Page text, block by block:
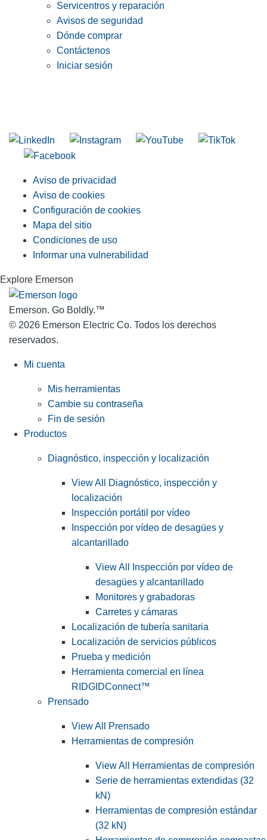
Servicentros y reparación
Avisos de seguridad
Dónde comprar
Contáctenos
Iniciar sesión
Aviso de privacidad
Aviso de cookies
Configuración de cookies
Mapa del sitio
Condiciones de uso
Informar una vulnerabilidad
Explore Emerson
Emerson. Go Boldly.™
© 2026 Emerson Electric Co. Todos los derechos
reservados.
Mi cuenta
Mis herramientas
Cambie su contraseña
Fin de sesión
Productos
Diagnóstico, inspección y localización
View All Diagnóstico, inspección y
localización
Inspección portátil por vídeo
Inspección por vídeo de desagües y
alcantarillado
View All Inspección por vídeo de
desagües y alcantarillado
Monitores y grabadoras
Carretes y cámaras
Localización de tubería sanitaria
Localización de servicios públicos
Prueba y medición
Herramienta comercial en línea
RIDGIDConnect™
Prensado
View All Prensado
Herramientas de compresión
View All Herramientas de compresión
Serie de herramientas extendidas (32
kN)
Herramientas de compresión estándar
(32 kN)